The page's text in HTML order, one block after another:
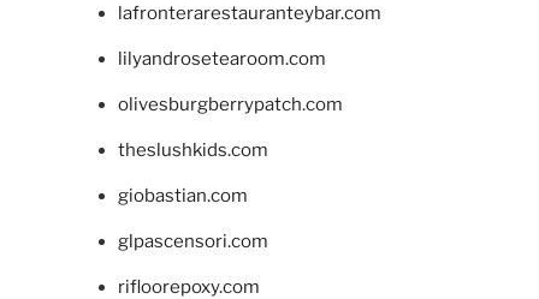
lafronterarestauranteybar.com
lilyandrosetearoom.com
olivesburgberrypatch.com
theslushkids.com
giobastian.com
glpascensori.com
rifloorepoxy.com